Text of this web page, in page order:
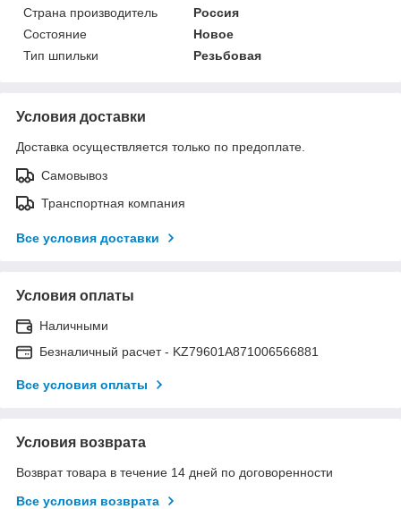
Страна производитель
Россия
Состояние
Новое
Тип шпильки
Резьбовая
Условия доставки
Доставка осуществляется только по предоплате.
Самовывоз
Транспортная компания
Все условия доставки
Условия оплаты
Наличными
Безналичный расчет - KZ79601A871006566881
Все условия оплаты
Условия возврата
Возврат товара в течение 14 дней по договоренности
Все условия возврата